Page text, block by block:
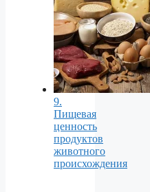
9.
Пищевая
ценность
продуктов
животного
происхождения